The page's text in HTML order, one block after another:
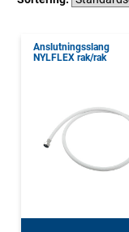
Anslutningsslang
NYLFLEX rak/rak